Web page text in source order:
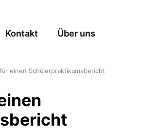
Kontakt Über uns
einen Schülerpraktikumsbericht